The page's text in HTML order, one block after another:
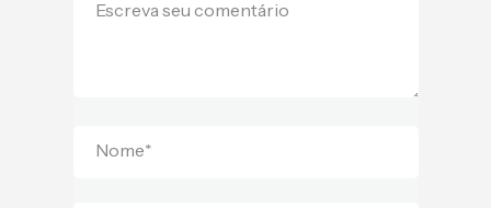
Escreva seu comentário
Nome*